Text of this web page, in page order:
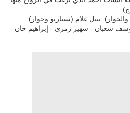
نبيل غلام (سيناريو وحوار)
شعبان - سهير رمزي - إبراهيم خان -